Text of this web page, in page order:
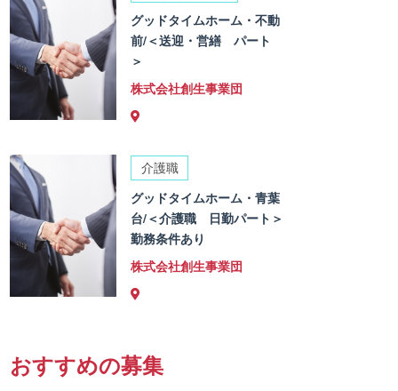
グッドタイムホーム・不動
前/＜送迎・営繕 パート
＞
株式会社創生事業団
介護職
グッドタイムホーム・青葉
台/＜介護職 日勤パート＞
勤務条件あり
株式会社創生事業団
おすすめの募集